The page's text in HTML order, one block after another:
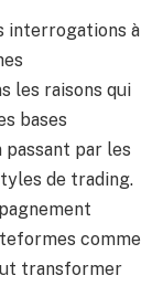
interrogations à
les raisons qui
bases
passant par les
de trading.
comme
transformer